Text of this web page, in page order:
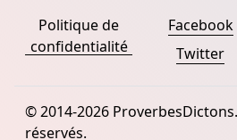
Politique de
confidentialité
Facebook
Twitter
© 2014-2026
réservés.